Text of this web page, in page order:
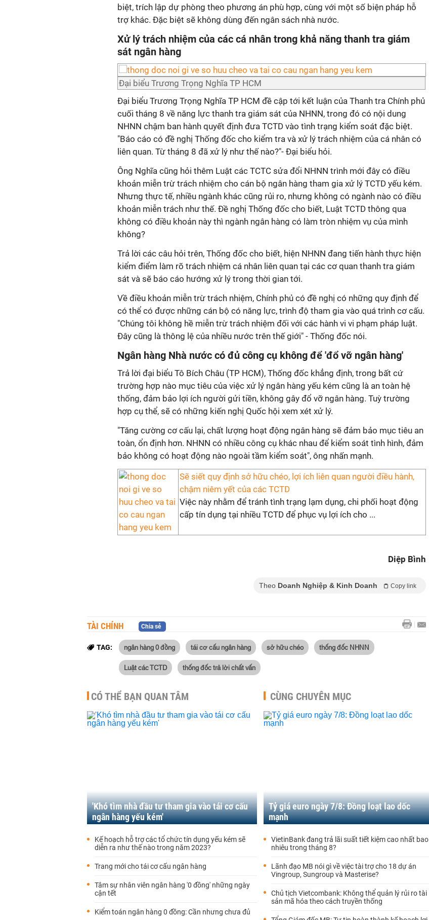
biệt, trích lập dự phòng theo phương án phù hợp, cùng với một số biện pháp hỗ
trợ khác. Đặc biệt sẽ không dùng đến ngân sách nhà nước.
Xử lý trách nhiệm của các cá nhân trong khả năng thanh tra giám
sát ngân hàng
Đại biểu Trương Trọng Nghĩa TP HCM
Đại biểu Trương Trọng Nghĩa TP HCM đề cập tới kết luận của Thanh tra Chính phủ
cuối tháng 8 về năng lực thanh tra giám sát của NHNN, trong đó có nội dung
NHNN chậm ban hành quyết định đưa TCTD vào tình trạng kiểm soát đặc biệt.
"Báo cáo có đề nghị Thống đốc cho kiểm tra và xử lý trách nhiệm của cá nhân có
liên quan. Từ tháng 8 đã xử lý như thế nào?"- Đại biểu hỏi.
Ông Nghĩa cũng hỏi thêm Luật các TCTC sửa đổi NHNN trình mới đây có điều
khoản miễn trừ trách nhiệm cho cán bộ ngân hàng tham gia xử lý TCTD yếu kém.
Nhưng thực tế, nhiều ngành khác cũng rủi ro, nhưng không có ngành nào có điều
khoản miễn trách như thế. Đề nghị Thống đốc cho biết, Luật TCTD thông qua
không có điều khoản này thì ngành ngân hàng có làm tròn nhiệm vụ của mình
không?
Trả lời các câu hỏi trên, Thống đốc cho biết, hiện NHNN đang tiến hành thực hiện
kiểm điểm làm rõ trách nhiệm cá nhân liên quan tại các cơ quan thanh tra giám
sát và sẽ báo cáo hướng xử lý trong thời gian tới.
Về điều khoản miễn trừ trách nhiệm, Chính phủ có đề nghị có những quy định để
có thể có được những cán bộ có năng lực, trình độ tham gia vào quá trình cơ cấu.
"Chúng tôi không hề miễn trừ trách nhiệm đối với các hành vi vi phạm pháp luật.
Đây cũng là thông lệ của nhiều nước trên thế giới" - Thống đốc nói.
Ngân hàng Nhà nước có đủ công cụ không để 'đổ vỡ ngân hàng'
Trả lời đại biểu Tô Bích Châu (TP HCM), Thống đốc khẳng định, trong bất cứ
trường hợp nào mục tiêu của việc xử lý ngân hàng yếu kém cũng là an toàn hệ
thống, đảm bảo lợi ích người gửi tiền, không gây đổ vỡ ngân hàng. Tuỳ trường
hợp cụ thể, sẽ có những kiến nghị Quốc hội xem xét xử lý.
"Tăng cường cơ cấu lại, chất lượng hoạt động ngân hàng sẽ đảm bảo mục tiêu an
toàn, ổn định hơn. NHNN có nhiều công cụ khác nhau để kiểm soát tình hình, đảm
bảo không có hoạt động nào ngoài tầm kiểm soát", ông nhấn mạnh.
Sẽ siết quy định sở hữu chéo, lợi ích liên quan người điều hành,
chậm niêm yết của các TCTD
Việc này nhằm để tránh tình trạng lạm dụng, chi phối hoạt động
cấp tín dụng tại nhiều TCTD để phục vụ lợi ích cho ...
Diệp Bình
Theo Doanh Nghiệp & Kinh Doanh Copy link
TÀI CHÍNH Chia sẻ
TAG: ngân hàng 0 đồng tái cơ cấu ngân hàng sở hữu chéo thống đốc NHNN
Luật các TCTD thống đốc trả lời chất vấn
CÓ THỂ BẠN QUAN TÂM
'Khó tìm nhà đầu tư tham gia vào tái cơ cấu
ngân hàng yếu kém'
Kế hoạch hỗ trợ các tổ chức tín dụng yếu kém sẽ
diễn ra như thế nào trong năm 2023?
Trang mới cho tái cơ cấu ngân hàng
Tâm sự nhân viên ngân hàng '0 đồng' những ngày
cận tết
Kiểm toán ngân hàng 0 đồng: Cần nhưng chưa đủ
CÙNG CHUYÊN MỤC
Tỷ giá euro ngày 7/8: Đồng loạt lao dốc
mạnh
VietinBank đang trả lãi suất tiết kiệm cao nhất bao
nhiêu trong tháng 8?
Lãnh đạo MB nói gì về việc tài trợ cho 18 dự án
Vingroup, Sungroup và Masterise?
Chủ tịch Vietcombank: Không thể quản lý rủi ro tài
sản mã hóa theo cách truyền thống